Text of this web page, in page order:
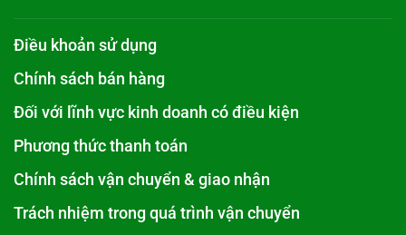
Điều khoản sử dụng
Chính sách bán hàng
Đối với lĩnh vực kinh doanh có điều kiện
Phương thức thanh toán
Chính sách vận chuyển & giao nhận
Trách nhiệm trong quá trình vận chuyển